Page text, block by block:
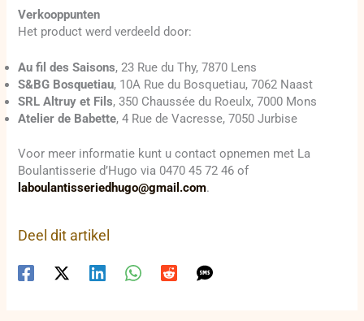
Verkooppunten
Het product werd verdeeld door:
Au fil des Saisons, 23 Rue du Thy, 7870 Lens
S&BG Bosquetiau, 10A Rue du Bosquetiau, 7062 Naast
SRL Altruy et Fils, 350 Chaussée du Roeulx, 7000 Mons
Atelier de Babette, 4 Rue de Vacresse, 7050 Jurbise
Voor meer informatie kunt u contact opnemen met La
Boulantisserie d’Hugo via 0470 45 72 46 of
laboulantisseriedhugo@gmail.com.
Deel dit artikel